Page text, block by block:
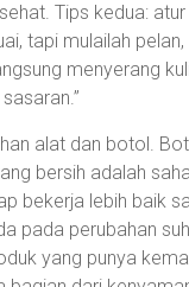
Tips kedua:
tapi mulailah
menyerang
alat dan botol.
bersih adalah
bekerja lebih baik
pada perubahan
yang punya